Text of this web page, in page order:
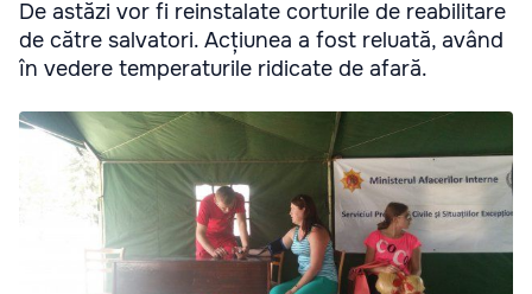
De astăzi vor fi reinstalate corturile de reabilitare
de către salvatori. Acțiunea a fost reluată, având
în vedere temperaturile ridicate de afară.